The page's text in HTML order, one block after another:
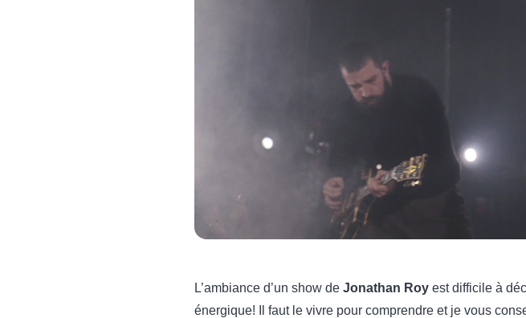
L’ambiance d’un show de Jonathan Roy est difficile à
énergique! Il faut le vivre pour comprendre et je vous